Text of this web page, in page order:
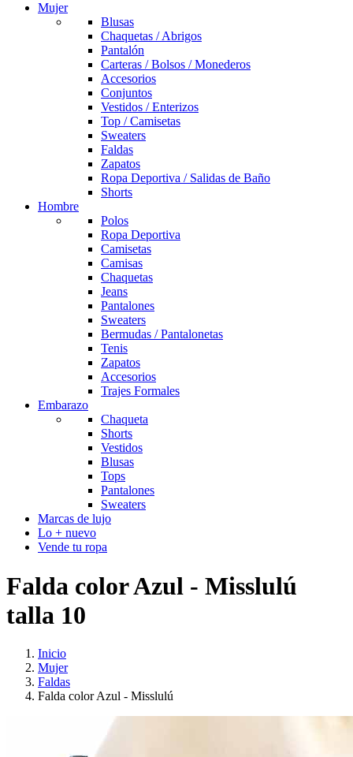
Mujer
Blusas
Chaquetas / Abrigos
Pantalón
Carteras / Bolsos / Monederos
Accesorios
Conjuntos
Vestidos / Enterizos
Top / Camisetas
Sweaters
Faldas
Zapatos
Ropa Deportiva / Salidas de Baño
Shorts
Hombre
Polos
Ropa Deportiva
Camisetas
Camisas
Chaquetas
Jeans
Pantalones
Sweaters
Bermudas / Pantalonetas
Tenis
Zapatos
Accesorios
Trajes Formales
Embarazo
Chaqueta
Shorts
Vestidos
Blusas
Tops
Pantalones
Sweaters
Marcas de lujo
Lo + nuevo
Vende tu ropa
Falda color Azul - Misslulú
talla 10
Inicio
Mujer
Faldas
Falda color Azul - Misslulú